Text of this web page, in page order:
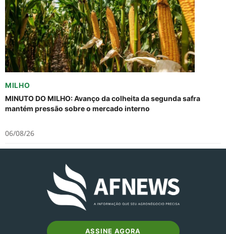
MILHO
MINUTO DO MILHO: Avanço da colheita da segunda safra
mantém pressão sobre o mercado interno
06/08/26
ASSINE AGORA